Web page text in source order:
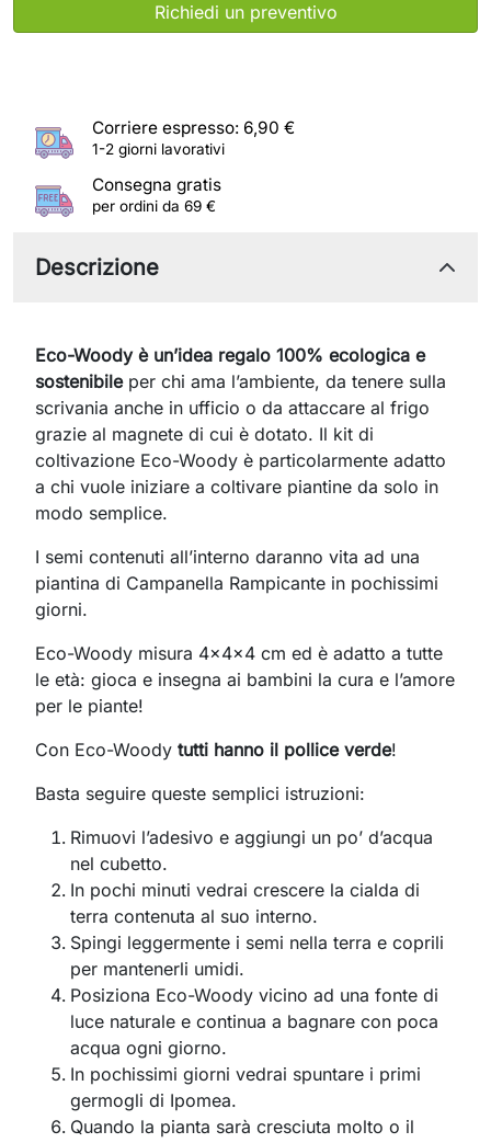
Richiedi un preventivo
Corriere espresso: 6,90 €
1-2 giorni lavorativi
Consegna gratis
per ordini da 69 €
Descrizione
Eco-Woody è un’idea regalo 100% ecologica e
sostenibileper chi ama l’ambiente, da tenere sulla
scrivania anche in ufficio o da attaccare al frigo
grazie al magnete di cui è dotato. Il kit di
coltivazione Eco-Woody è particolarmente adatto
a chi vuole iniziare a coltivare piantine da solo in
modo semplice.
I semi contenuti all’interno daranno vita ad una
piantina di Campanella Rampicante in pochissimi
giorni.
Eco-Woody misura 4x4x4 cm ed è adatto a tutte
le età: gioca e insegna ai bambini la cura e l’amore
per le piante!
Con Eco-Woody tutti hanno il pollice verde!
Basta seguire queste semplici istruzioni:
Rimuovi l’adesivo e aggiungi un po’ d’acqua
nel cubetto.
In pochi minuti vedrai crescere la cialda di
terra contenuta al suo interno.
Spingi leggermente i semi nella terra e coprili
per mantenerli umidi.
Posiziona Eco-Woody vicino ad una fonte di
luce naturale e continua a bagnare con poca
acqua ogni giorno.
In pochissimi giorni vedrai spuntare i primi
germogli di Ipomea.
Quando la pianta sarà cresciuta molto o il